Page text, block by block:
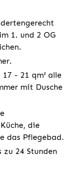
1. und 2 OG
- 21 qm² alle
mit Dusche
die
das Pflegebad.
24 Stunden